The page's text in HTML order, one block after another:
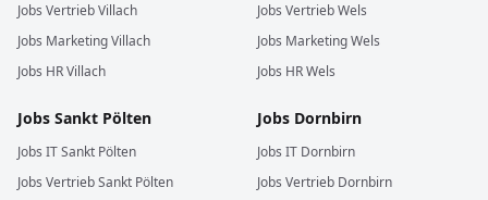
Jobs VertriebVillach
Jobs MarketingVillach
Jobs HRVillach
Jobs VertriebWels
Jobs MarketingWels
Jobs HRWels
Jobs Sankt Pölten
Jobs ITSankt Pölten
Jobs VertriebSankt Pölten
Jobs Dornbirn
Jobs IT Dornbirn
Jobs Vertrieb Dornbirn